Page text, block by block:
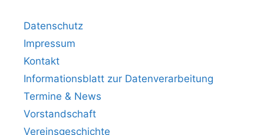
Datenschutz
Impressum
Kontakt
Informationsblatt zur Datenverarbeitung
Termine & News
Vorstandschaft
Vereinsgeschichte